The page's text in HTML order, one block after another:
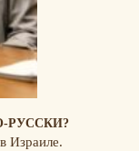
РУССКИ?
Израиле.